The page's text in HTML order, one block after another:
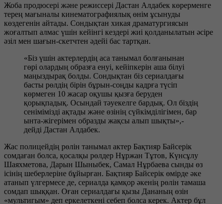
Жоба продюсері және режиссері Дастан Алдабек көрерменге
терең мағыналы кинематографиялық өнім ұсынуды
көздегенін айтады. Сондықтан хикая драматургиясын
жоғалтып алмас үшін кейінгі кездері жиі қолданылатын әсіре
әзіл мен шағын-скетчтен әдейі бас тартқан.
«Біз үшін актерлердің аса танымал болғанынан
гөрі олардың образға енуі, кейіпкерін аша білуі
маңыздырақ болды. Сондықтан біз сериалдағы
басты рөлдің бірін бұрын-соңды кадрға түсіп
көрмеген 10 жасар оқушы қызға беруден
қорықпадық. Осындай тәуекелге бардық. Ол біздің
сенімімізді ақтады және өзінің сүйкімділігімен, бар
ынта-жігерімен образды жақсы алып шықты»,-
дейді Дастан Алдабек.
Жас полицейдің рөлін танымал актер Бақтияр Байсерік
сомдаған болса, қосалқы рөлдер Нұржан Тұтов, Күнсұлу
Шаяхметова, Дарын Шыныбек, Самал Нұрбаева сынды өз
ісінің шеберлеріне бұйырған. Бақтияр Байсерік өмірде әке
атанып үлгермесе де, сериалда қамқор әкенің рөлін тамаша
сомдап шыққан. Оған сериалдағы қызы Дананың өзін
«мультигым» деп еркелеткені себеп болса керек. Актер бұл